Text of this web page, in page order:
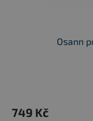
Osann
749 Kč